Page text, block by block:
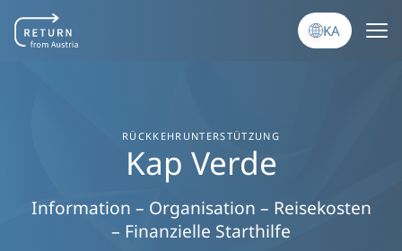
KA
RÜCKKEHRUNTERSTÜTZUNG
Kap Verde
Information – Organisation – Reisekosten
– Finanzielle Starthilfe